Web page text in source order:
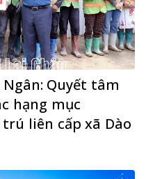
Quyết tâm
hạng mục
liên cấp xã Dào